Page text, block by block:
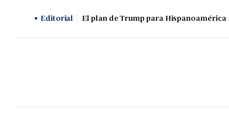
Editorial El plan de Trump para Hispanoamérica